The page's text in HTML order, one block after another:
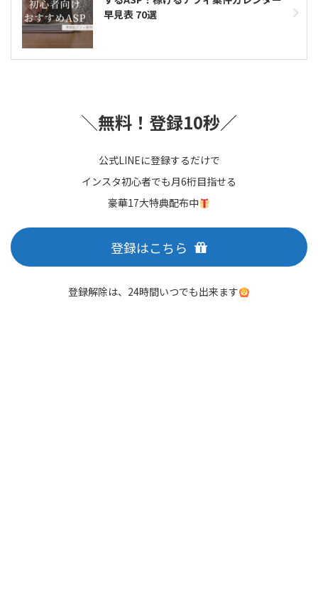
早見表 70選
＼無料！登録10秒／
公式LINEに登録するだけで
インスタ初心者でも月6桁目指せる
豪華17大特典配布中
登録はこちら
登録解除は、24時間いつでも出来ます